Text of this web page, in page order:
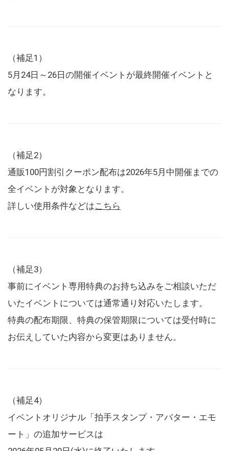
（補足1）
5月24日～26日の開催イベントが最終開催イベントと
なります。
（補足2）
通販100円割引クーポン配布は2026年5月中開催までの
全イベントが対象となります。
詳しい使用条件などはこちら
（補足3）
事前にイベント専用特典のお持ち込みをご相談いただ
いたイベントについては通常通り対応いたします。
特典の配布期限、特典の保管期限については受付時に
お伝えしていた内容から変更はありません。
（補足4）
イベントオリジナル「拍手スタンプ・アバター・エモ
ート」の追加サービスは